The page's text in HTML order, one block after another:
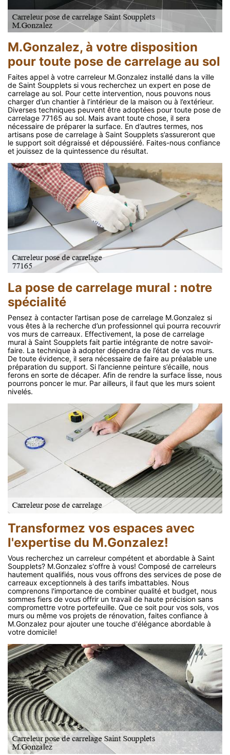
M.Gonzalez, à votre disposition
pour toute pose de carrelage au sol
Faites appel à votre carreleur M.Gonzalez installé dans la ville
de Saint Soupplets si vous recherchez un expert en pose de
carrelage au sol. Pour cette intervention, nous pouvons nous
charger d’un chantier à l’intérieur de la maison ou à l’extérieur.
Diverses techniques peuvent être adoptées pour toute pose de
carrelage 77165 au sol. Mais avant toute chose, il sera
nécessaire de préparer la surface. En d’autres termes, nos
artisans pose de carrelage à Saint Soupplets s’assureront que
le support soit dégraissé et dépoussiéré. Faites-nous confiance
et jouissez de la quintessence du résultat.
La pose de carrelage mural : notre
spécialité
Pensez à contacter l’artisan pose de carrelage M.Gonzalez si
vous êtes à la recherche d’un professionnel qui pourra recouvrir
vos murs de carreaux. Effectivement, la pose de carrelage
mural à Saint Soupplets fait partie intégrante de notre savoir-
faire. La technique à adopter dépendra de l’état de vos murs.
De toute évidence, il sera nécessaire de faire au préalable une
préparation du support. Si l’ancienne peinture s’écaille, nous
ferons en sorte de décaper. Afin de rendre la surface lisse, nous
pourrons poncer le mur. Par ailleurs, il faut que les murs soient
nivelés.
Transformez vos espaces avec
l'expertise du M.Gonzalez!
Vous recherchez un carreleur compétent et abordable à Saint
Soupplets? M.Gonzalez s'offre à vous! Composé de carreleurs
hautement qualifiés, nous vous offrons des services de pose de
carreaux exceptionnels à des tarifs imbattables. Nous
comprenons l'importance de combiner qualité et budget, nous
sommes fiers de vous offrir un travail de haute précision sans
compromettre votre portefeuille. Que ce soit pour vos sols, vos
murs ou même vos projets de rénovation, faites confiance à
M.Gonzalez pour ajouter une touche d'élégance abordable à
votre domicile!